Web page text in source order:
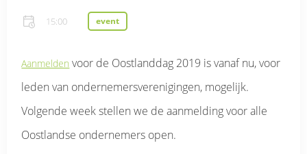
15:00 event
Aanmelden voor de Oostlanddag 2019 is vanaf nu, voor
leden van ondernemersverenigingen, mogelijk.
Volgende week stellen we de aanmelding voor alle
Oostlandse ondernemers open.